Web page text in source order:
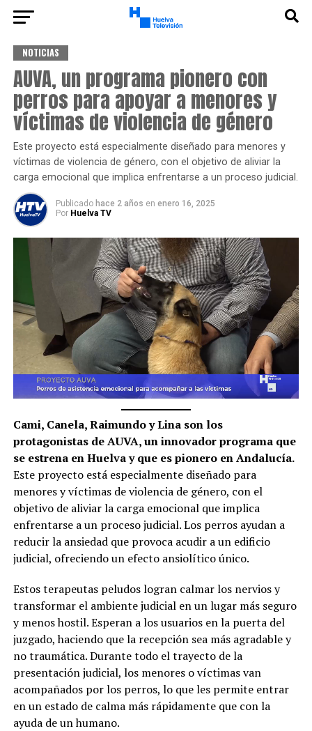
NOTICIAS
AUVA, un programa pionero con
perros para apoyar a menores y
víctimas de violencia de género
Este proyecto está especialmente diseñado para menores y
víctimas de violencia de género, con el objetivo de aliviar la
carga emocional que implica enfrentarse a un proceso judicial.
Publicado hace 2 años en enero 16, 2025
Por Huelva TV
Cami, Canela, Raimundo y Lina son los
protagonistas de AUVA, un innovador programa que
se estrena en Huelva y que es pionero en Andalucía.
Este proyecto está especialmente diseñado para
menores y víctimas de violencia de género, con el
objetivo de aliviar la carga emocional que implica
enfrentarse a un proceso judicial. Los perros ayudan a
reducir la ansiedad que provoca acudir a un edificio
judicial, ofreciendo un efecto ansiolítico único.
Estos terapeutas peludos logran calmar los nervios y
transformar el ambiente judicial en un lugar más seguro
y menos hostil. Esperan a los usuarios en la puerta del
juzgado, haciendo que la recepción sea más agradable y
no traumática. Durante todo el trayecto de la
presentación judicial, los menores o víctimas van
acompañados por los perros, lo que les permite entrar
en un estado de calma más rápidamente que con la
ayuda de un humano.